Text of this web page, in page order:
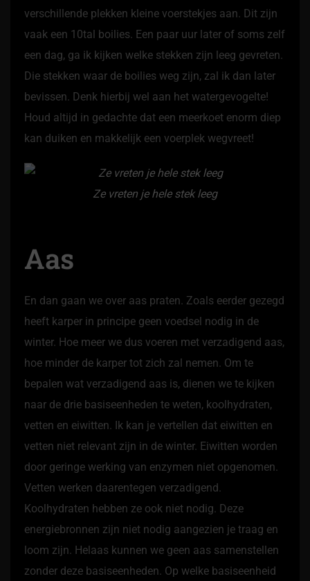
verschillende plekken kleine voerstekjes aan. Dit zijn
vaak een 10tal boilies. Een paar uur later of soms zelf
een dag, ga ik kijken welke stekken zijn leeg gevreten.
Die stekken waar de boilies weg zijn, zal ik dan later
bevissen. Denk hierbij wel aan het watergevogelte!
Houd altijd in gedachte dat een meerkoet enorm diep
kan duiken en makkelijk een voerplek wegvreet!
Ze vreten je hele stek leeg
Aas
En dan gaan we over aas praten. Zoals eerder gezegd
heeft karper in principe geen voedsel nodig in de
winter. Hoe meer we dus voeren met verzadigend aas,
hoe minder de karper tot zich zal nemen. Om te
bepalen wat verzadigend aas is, dienen we te kijken
naar de drie basiseenheden te weten, koolhydraten,
vetten en eiwitten. Ik kan je vertellen dat eiwitten en
vetten niet relevant zijn in de winter. Eiwitten worden
door geringe werking van enzymen niet opgenomen.
Vetten werken daarentegen verzadigend.
Koolhydraten hebben ze ook niet nodig. Deze
energiebronnen zijn niet nodig aangezien je traag en
loom zijn. Helaas kunnen we geen aas samenstellen
zonder deze basiseenheden. Op welke basiseenheid